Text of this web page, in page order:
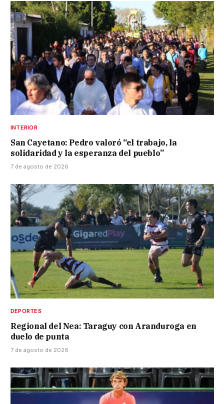
INTERIOR
San Cayetano: Pedro valoró “el trabajo, la
solidaridad y la esperanza del pueblo”
7 de agosto de 2026
DEPORTES
Regional del Nea: Taraguy con Aranduroga en
duelo de punta
7 de agosto de 2026